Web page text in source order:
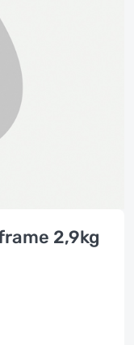
2,9kg